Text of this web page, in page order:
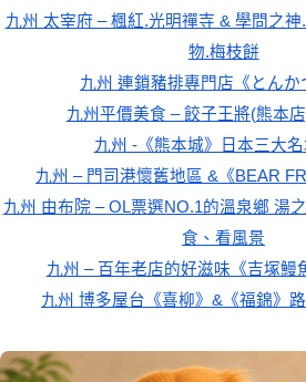
九州 太宰府 – 楓紅.光明禪寺 & 學問之
物.梅枝餅
九州 連鎖豬排專門店《とんか
九州平價美食 – 餃子王將(熊本
九州 -《熊本城》日本三大
九州 – 門司港懷舊地區 &《BEAR
九州 由布院 – OL票選NO.1的溫泉鄉 湯
食、看風景
九州 – 百年老店的好滋味《吉塚鰻
九州 博多屋台《喜柳》&《福錦》